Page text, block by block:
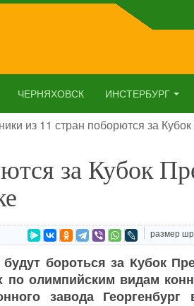
ЧЕРНЯХОВСК ИНСТЕРБУРГ
из 11 стран поборются за
за Кубок
размер
бороться за Кубок
олимпийским видам
завода Георгенбург